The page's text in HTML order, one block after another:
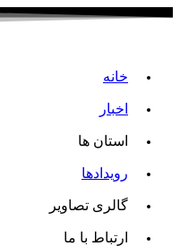
خانه
اخبار
استان ها
رویدادها
گالری تصاویر
ارتباط با ما